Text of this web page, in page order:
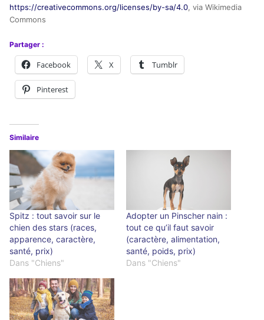
https://creativecommons.org/licenses/by-sa/4.0, via Wikimedia
Commons
Partager :
Facebook X Tumblr
Pinterest
Similaire
Spitz : tout savoir sur le
chien des stars (races,
apparence, caractère,
santé, prix)
Dans "Chiens"
Adopter un Pinscher nain :
tout ce qu’il faut savoir
(caractère, alimentation,
santé, poids, prix)
Dans "Chiens"